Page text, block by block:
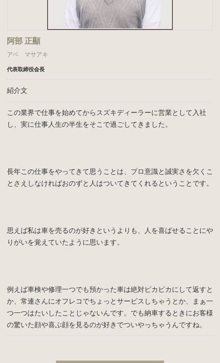
阿部 正顯
アベ マサアキ
代表取締役会長
紹介文
この業界で仕事を始めてからスズキディーラーに営業として入社
し、実に仕事人生の半生をそこで過ごしてきました。
長年この仕事をやってきて思うことは、プロ意識と誠実さを欠くこ
とさえしなければおのずと人はついてきてくれるということです。
思えば私は車を売るのが好きというよりも、人を喜ばせることにや
りがいを覚えていたように思います。
例えば車検や修理一つでも預かった車は絶対ピカピカにして返すと
か、常連さんにオフレコでちょっとサービスしちゃうとか、まぁ一
つ一つはたいしたことじゃないんです。でも納車するときにお客様
の驚いた顔や喜ぶ顔を見るのが好きでついやっちゃうんですね。